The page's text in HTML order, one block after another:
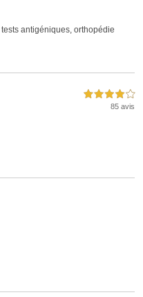
tests antigéniques, orthopédie
4,0 étoiles sur 5
85 avis